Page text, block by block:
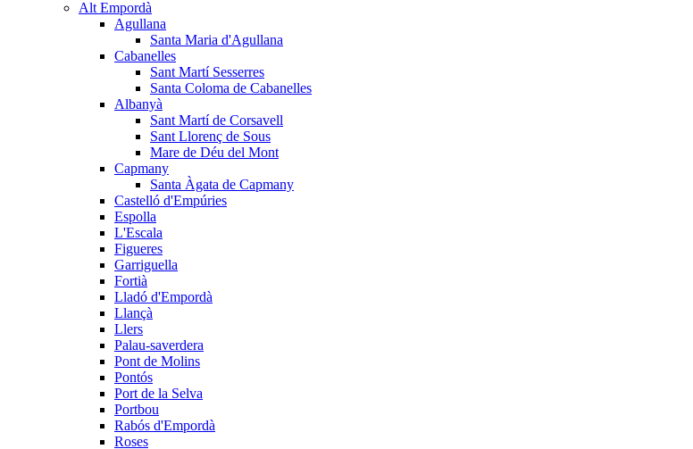
Alt Empordà
Agullana
Santa Maria d'Agullana
Cabanelles
Sant Martí Sesserres
Santa Coloma de Cabanelles
Albanyà
Sant Martí de Corsavell
Sant Llorenç de Sous
Mare de Déu del Mont
Capmany
Santa Àgata de Capmany
Castelló d'Empúries
Espolla
L'Escala
Figueres
Garriguella
Fortià
Lladó d'Empordà
Llançà
Llers
Palau-saverdera
Pont de Molins
Pontós
Port de la Selva
Portbou
Rabós d'Empordà
Roses